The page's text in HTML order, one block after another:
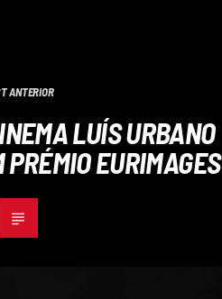
ANTERIOR
LUÍS URBANO
EURIMAGES